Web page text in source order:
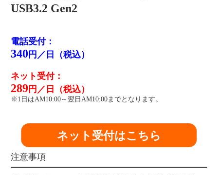
USB3.2 Gen2
電話受付：
340 円／日（税込）
ネット受付：
289 円／日（税込）
※1日はAM10:00～翌日AM10:00までとなります。
ネット受付はこちら
注意事項